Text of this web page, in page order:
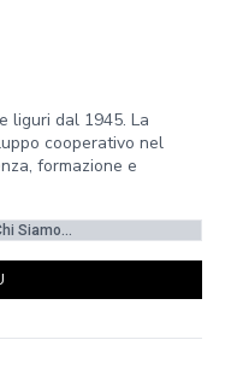
liguri dal 1945. La
cooperativo nel
formazione e
Siamo...